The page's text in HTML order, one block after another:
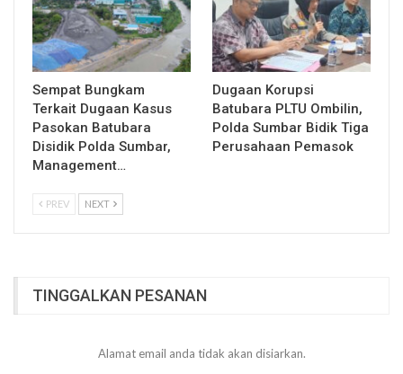
Sempat Bungkam
Terkait Dugaan Kasus
Pasokan Batubara
Disidik Polda Sumbar,
Management…
Dugaan Korupsi
Batubara PLTU Ombilin,
Polda Sumbar Bidik Tiga
Perusahaan Pemasok
PREV NEXT
TINGGALKAN PESANAN
Alamat email anda tidak akan disiarkan.